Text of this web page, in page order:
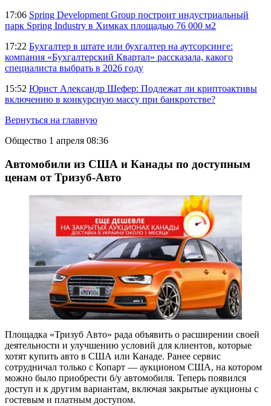
17:06 Spring Development Group построит индустриальный
парк Spring Industry в Химках площадью 76 000 м2
17:22 Бухгалтер в штате или бухгалтер на аутсорсинге:
компания «Бухгалтерский Квартал» рассказала, какого
специалиста выбрать в 2026 году
15:52 Юрист Александр Шефер: Подлежат ли криптоактивы
включению в конкурсную массу при банкротстве?
Вернуться на главную
Общество 1 апреля 08:36
Автомобили из США и Канады по доступным
ценам от Тризуб-Авто
Площадка «Тризуб Авто» рада объявить о расширении своей
деятельности и улучшению условий для клиентов, которые
хотят купить авто в США или Канаде. Ранее сервис
сотрудничал только с Копарт — аукционом США, на котором
можно было приобрести б/у автомобиля. Теперь появился
доступ и к другим вариантам, включая закрытые аукционы с
гостевым и платным доступом.